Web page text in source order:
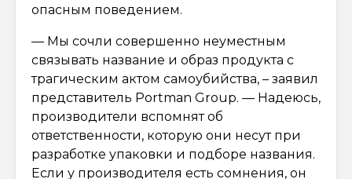
опасным поведением.
— Мы сочли совершенно неуместным
связывать название и образ продукта с
трагическим актом самоубийства, – заявил
представитель Portman Group. — Надеюсь,
производители вспомнят об
ответственности, которую они несут при
разработке упаковки и подборе названия.
Если у производителя есть сомнения, он